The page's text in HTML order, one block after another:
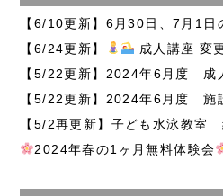
【6/10更新】6月30日、7月1日
【6/24更新】
成人講座 変
【5/22更新】2024年6月度 成
【5/22更新】2024年6月度 施
【5/2再更新】子ども水泳教室
2024年春の1ヶ月無料体験会